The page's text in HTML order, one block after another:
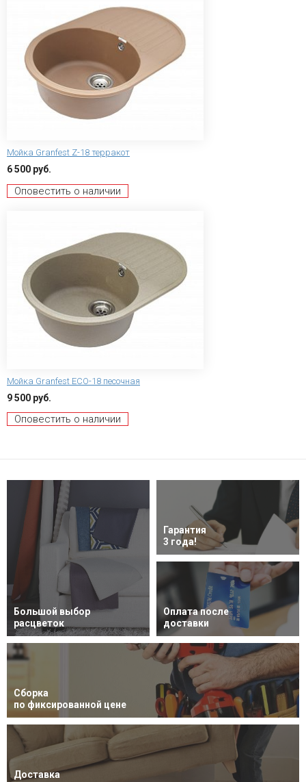
Мойка Granfest Z-18 терракот
6 500 руб.
Оповестить о наличии
Мойка Granfest ECO-18 песочная
9 500 руб.
Оповестить о наличии
Большой выбор
расцветок
Гарантия
3 года!
Оплата после
доставки
Сборка
по фиксированной цене
Доставка